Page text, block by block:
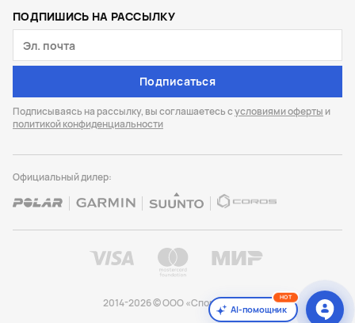
ПОДПИШИСЬ НА РАССЫЛКУ
Подписаться
Подписываясь на рассылку, вы соглашаетесь сусловиями оферты и
политикой конфиденциальности
Официальный дилер:
2014-2026 © ООО «Спорт Лайф»AI-помощник
HOT